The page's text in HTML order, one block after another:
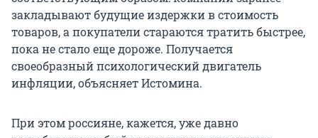
закладывают будущие издержки в стоимость
товаров, а покупатели стараются тратить быстрее,
пока не стало еще дороже. Получается
своеобразный психологический двигатель
инфляции, объясняет Истомина.
При этом россияне, кажется, уже давно